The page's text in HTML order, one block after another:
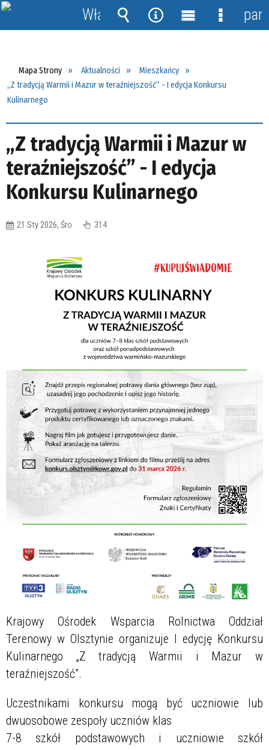
Mapa Strony Aktualności
Mieszkańcy
„Z tradycją Warmii i Mazur w teraźniejszość” - I edycja Konkursu
Kulinarnego
„Z tradycją Warmii i Mazur w
teraźniejszość” - I edycja
Konkursu Kulinarnego
21 Sty 2026, Śro 314
Krajowy Ośrodek Wsparcia Rolnictwa Oddział
Terenowy w Olsztynie organizuje I edycję Konkursu
Kulinarnego „Z tradycją Warmii i Mazur w
teraźniejszość”.
Uczestnikami konkursu mogą być uczniowie lub
dwuosobowe zespoły uczniów klas
7-8 szkół podstawowych i uczniowie szkół
Włącz
powiadomienia
Wyszukiwarka
Narzędzia
MenuMenu